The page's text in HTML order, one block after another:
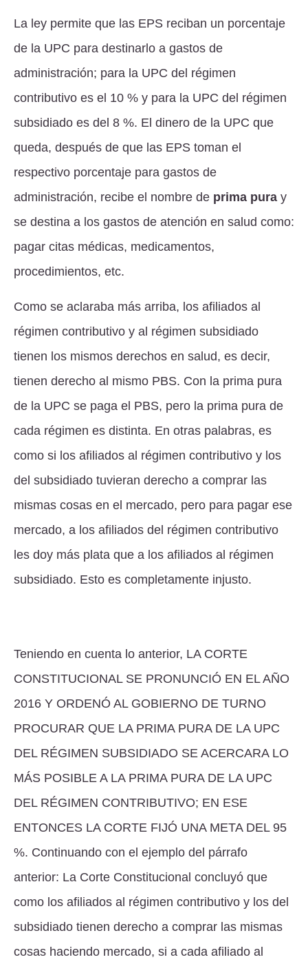
La ley permite que las EPS reciban un porcentaje
de la UPC para destinarlo a gastos de
administración; para la UPC del régimen
contributivo es el 10 % y para la UPC del régimen
subsidiado es del 8 %. El dinero de la UPC que
queda, después de que las EPS toman el
respectivo porcentaje para gastos de
administración, recibe el nombre de prima pura y
se destina a los gastos de atención en salud como:
pagar citas médicas, medicamentos,
procedimientos, etc.
Como se aclaraba más arriba, los afiliados al
régimen contributivo y al régimen subsidiado
tienen los mismos derechos en salud, es decir,
tienen derecho al mismo PBS. Con la prima pura
de la UPC se paga el PBS, pero la prima pura de
cada régimen es distinta. En otras palabras, es
como si los afiliados al régimen contributivo y los
del subsidiado tuvieran derecho a comprar las
mismas cosas en el mercado, pero para pagar ese
mercado, a los afiliados del régimen contributivo
les doy más plata que a los afiliados al régimen
subsidiado. Esto es completamente injusto.
Teniendo en cuenta lo anterior, LA CORTE
CONSTITUCIONAL SE PRONUNCIÓ EN EL AÑO
2016 Y ORDENÓ AL GOBIERNO DE TURNO
PROCURAR QUE LA PRIMA PURA DE LA UPC
DEL RÉGIMEN SUBSIDIADO SE ACERCARA LO
MÁS POSIBLE A LA PRIMA PURA DE LA UPC
DEL RÉGIMEN CONTRIBUTIVO; EN ESE
ENTONCES LA CORTE FIJÓ UNA META DEL 95
%. Continuando con el ejemplo del párrafo
anterior: La Corte Constitucional concluyó que
como los afiliados al régimen contributivo y los del
subsidiado tienen derecho a comprar las mismas
cosas haciendo mercado, si a cada afiliado al